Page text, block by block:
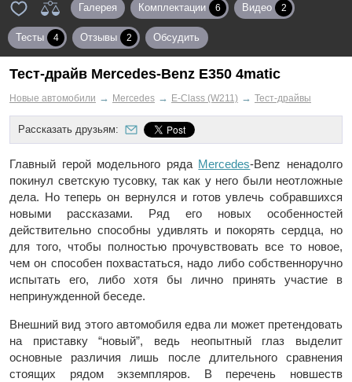
Галерея Комплектации 6 Видео 2
Тесты 4 Отзывы 2 Обсудить
Тест-драйв Mercedes-Benz E350 4matic
Новые автомобили → Mercedes → E-Class (W211) → Тест-драйвы
Рассказать друзьям:
Главный герой модельного ряда Mercedes-Benz ненадолго
покинул светскую тусовку, так как у него были неотложные
дела. Но теперь он вернулся и готов увлечь собравшихся
новыми рассказами. Ряд его новых особенностей
действительно способны удивлять и покорять сердца, но
для того, чтобы полностью прочувствовать все то новое,
чем он способен похвастаться, надо либо собственноручно
испытать его, либо хотя бы лично принять участие в
непринужденной беседе.
Внешний вид этого автомобиля едва ли может претендовать
на приставку “новый”, ведь неопытный глаз выделит
основные различия лишь после длительного сравнения
стоящих рядом экземпляров. В перечень новшеств